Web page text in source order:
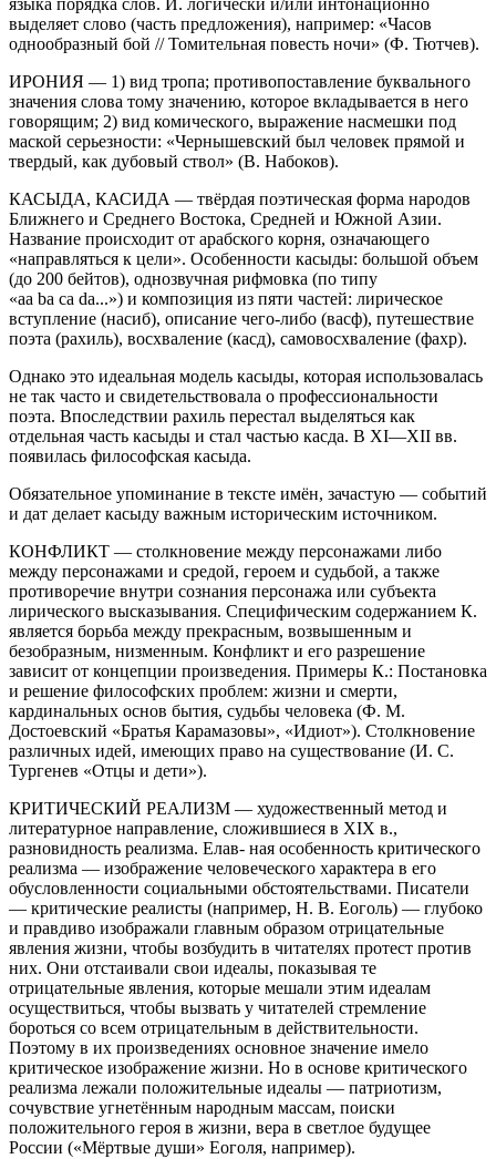
языка порядка слов. И. логически и/или интонационно
выделяет слово (часть предложения), например: «Часов
однообразный бой // Томительная повесть ночи» (Ф. Тютчев).
ИРОНИЯ — 1) вид тропа; противопоставление буквального
значения слова тому значению, которое вкладывается в него
говорящим; 2) вид комического, выражение насмешки под
маской серьезности: «Чернышевский был человек прямой и
твердый, как дубовый ствол» (В. Набоков).
КАСЫДА, КАСИДА — твёрдая поэтическая форма народов
Ближнего и Среднего Востока, Средней и Южной Азии.
Название происходит от арабского корня, означающего
«направляться к цели». Особенности касыды: большой объем
(до 200 бейтов), однозвучная рифмовка (по типу
«aa ba ca da...») и композиция из пяти частей: лирическое
вступление (насиб), описание чего-либо (васф), путешествие
поэта (рахиль), восхваление (касд), самовосхваление (фахр).
Однако это идеальная модель касыды, которая использовалась
не так часто и свидетельствовала о профессиональности
поэта. Впоследствии рахиль перестал выделяться как
отдельная часть касыды и стал частью касда. В XI—XII вв.
появилась философская касыда.
Обязательное упоминание в тексте имён, зачастую — событий
и дат делает касыду важным историческим источником.
КОНФЛИКТ — столкновение между персонажами либо
между персонажами и средой, героем и судьбой, а также
противоречие внутри сознания персонажа или субъекта
лирического высказывания. Специфическим содержанием К.
является борьба между прекрасным, возвышенным и
безобразным, низменным. Конфликт и его разрешение
зависит от концепции произведения. Примеры К.: Постановка
и решение философских проблем: жизни и смерти,
кардинальных основ бытия, судьбы человека (Ф. М.
Достоевский «Братья Карамазовы», «Идиот»). Столкновение
различных идей, имеющих право на существование (И. С.
Тургенев «Отцы и дети»).
КРИТИЧЕСКИЙ РЕАЛИЗМ — художественный метод и
литературное направление, сложившиеся в XIX в.,
разновидность реализма. Елав- ная особенность критического
реализма — изображение человеческого характера в его
обусловленности социальными обстоятельствами. Писатели
— критические реалисты (например, Н. В. Еоголь) — глубоко
и правдиво изображали главным образом отрицательные
явления жизни, чтобы возбудить в читателях протест против
них. Они отстаивали свои идеалы, показывая те
отрицательные явления, которые мешали этим идеалам
осуществиться, чтобы вызвать у читателей стремление
бороться со всем отрицательным в действительности.
Поэтому в их произведениях основное значение имело
критическое изображение жизни. Но в основе критического
реализма лежали положительные идеалы — патриотизм,
сочувствие угнетённым народным массам, поиски
положительного героя в жизни, вера в светлое будущее
России («Мёртвые души» Еоголя, например).